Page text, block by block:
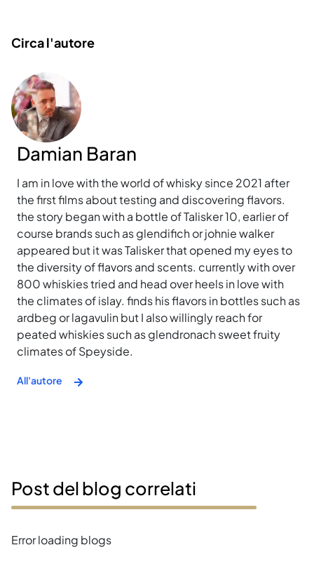
Circa l'autore
Damian Baran
I am in love with the world of whisky since 2021 after
the first films about testing and discovering flavors.
the story began with a bottle of Talisker 10, earlier of
course brands such as glendifich or johnie walker
appeared but it was Talisker that opened my eyes to
the diversity of flavors and scents. currently with over
800 whiskies tried and head over heels in love with
the climates of islay. finds his flavors in bottles such as
ardbeg or lagavulin but I also willingly reach for
peated whiskies such as glendronach sweet fruity
climates of Speyside.
All'autore
Post del blog correlati
Error loading blogs